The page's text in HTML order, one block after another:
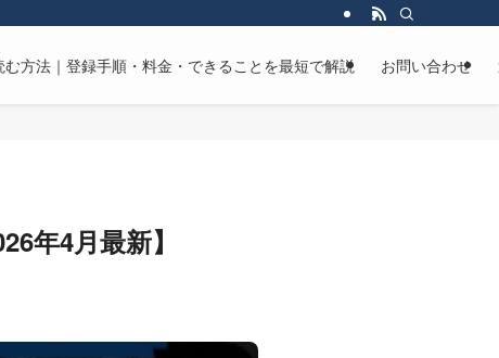
方法｜登録手順・料金・できることを最短で解説 お問い合わせ
年4月最新】